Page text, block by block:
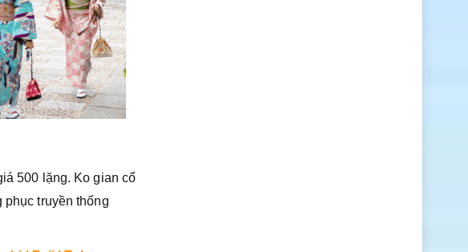
500 lặng. Ko gian cổ
phục truyền thống